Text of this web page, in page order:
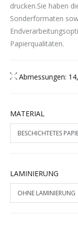
drucken.Sie haben
Sonderformaten
Papierqualitäten.
Abmessungen:
MATERIAL
LAMINIERUNG